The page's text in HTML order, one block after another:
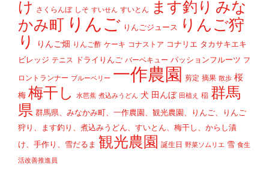
け
さくらんぼ しそ すいせん すいとん ます釣り みな
かみ町
りんご りんごジュース
りんご狩
り
りんご畑 りんご酢 ケーキ コナストア コナリエ タカサキエキ
ビレッジ テニス ドライりんご バーベキュー パッションフルーツ フ
ロントランナー ブルーベリー 一作農園 剪定 摘果 散歩 桜
梅 梅干し 水芭蕉 煮込みうどん 犬 田んぼ 田植え 稲 群馬
県 群馬県、みなかみ町、一作農園、観光農園、りんご、りんご
狩り、ます釣り、煮込みうどん、すいとん、梅干し、からし漬
け、手作り、雪だるま 観光農園 誕生日 野菜ソムリエ 雪 食生
活改善推進員